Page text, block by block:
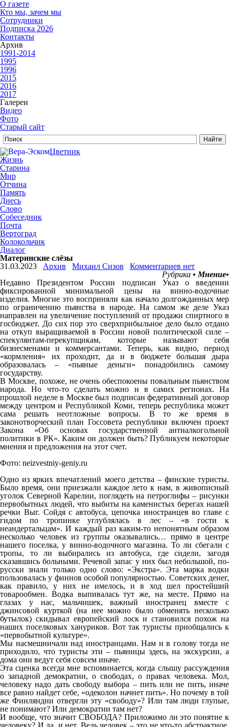
О газете
Кто мы, зачем мы
Сотрудники
Подписка 2026
Контакты
Архив
1991-2014
1995
1996
2015
2016
2017
Галереи
Видео
Фото
Старый сайт
Цветник
Жизнь
Старина
Мир
Отчина
Память
Днесь
Слово
Собеседник
Почта
Вертоград
Колокольчик
Диалог
Материнские слёзы
31.03.2023
Архив Михаил Сизов
Комментариев нет
Рубрика • Мнение•
Недавно Президентом России подписан Указ о введении
фиксированной минимальной цены на винно-водочные
изделия. Многие это восприняли как начало долгожданных мер
по ограничению пьянства в народе. На самом же деле Указ
направлен на увеличение поступлений от продажи спиртного в
госбюджет. До сих пор это сверхприбыльное дело было отдано
на откуп выращиваемой в России новой политической силе –
спекулянтам-перекупщикам, которые называют себя
бизнесменами и коммерсантами. Теперь, как видно, период
«кормления» их проходит, да и в бюджете большая дыра
образовалась – «пьяные деньги» понадобились самому
государству.
В Москве, похоже, не очень обеспокоены повальным пьянством
народа. Но что-то сделать можно и в самих регионах. На
прошлой неделе в Москве был подписан федеративный договор
между центром и Республикой Коми, теперь республика может
сама решать неотложные вопросы. В то же время в
законотворческий план Госсовета республики включен проект
Закона «Об основах государственной антиалкогольной
политики в РК». Каким он должен быть? Публикуем некоторые
мнения и предложения на этот счет.
Фото: neizvestniy-geniy.ru
Одно из ярких впечатлений моего детства – финские туристы.
Было время, они приезжали каждое лето к нам, в живописный
уголок Северной Карелии, поглядеть на петроглифы – рисунки
первобытных людей, что выбиты на каменистых берегах нашей
речки Выг. Сойдя с автобуса, цепочка иностранцев во главе с
гидом по тропинке углублялась в лес – «в гости к
неандертальцам». И каждый раз каким-то непонятным образом
несколько человек из группы оказывались… прямо в центре
нашего поселка, у винно-водочного магазина. То ли сбегали с
тропы, то ли выбирались из автобуса, где сидели, загодя
сказавшись больными. Речевой запас у них был небольшой, по-
русски знали только одно слово: «Экстра». Эта марка водки
пользовалась у финнов особой популярностью. Советских денег,
как правило, у них не имелось, и в ход шел простейший
товарообмен. Водка выпивалась тут же, на месте. Прямо на
глазах у нас, мальчишек, важный иностранец вместе с
джинсовой курткой (на нее можно было обменять несколько
бутылок) скидывал европейский лоск и становился похож на
наших поселковых хануриков. Вот так туристы приобщались к
«первобытной культуре».
Мы насмешничали над иностранцами. Нам и в голову тогда не
приходило, что туристы эти – пьяницы здесь, на экскурсии, а
дома они ведут себя совсем иначе.
Эта сценка всегда мне вспоминается, когда слышу рассуждения
о западной демократии, о свободах, о правах человека. Мол,
человеку надо дать свободу выбора – пить или не пить, иначе
все равно найдет себе, «одеколон начнет пить». Но почему в той
же Финляндии отвергли эту «свободу»? Или там люди глупые,
не понимают? Или демократии там нет?
И вообще, что значит СВОБОДА? Приложимо ли это понятие к
человеку? И да, и нет. Ведь человек – это не что-то абстрактное,